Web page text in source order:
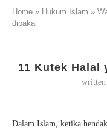
Home » Hukum Islam »
dipakai
11 Kutek Halal
Dalam Islam, ketika